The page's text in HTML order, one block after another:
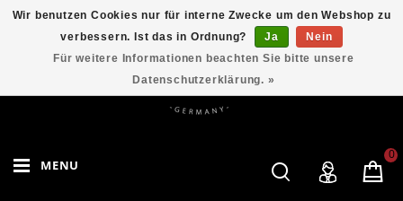
MENU
0
Wir benutzen Cookies nur für interne Zwecke um den Webshop zu
verbessern. Ist das in Ordnung?
Ja
Nein
Für weitere Informationen beachten Sie bitte unsere
Datenschutzerklärung. »